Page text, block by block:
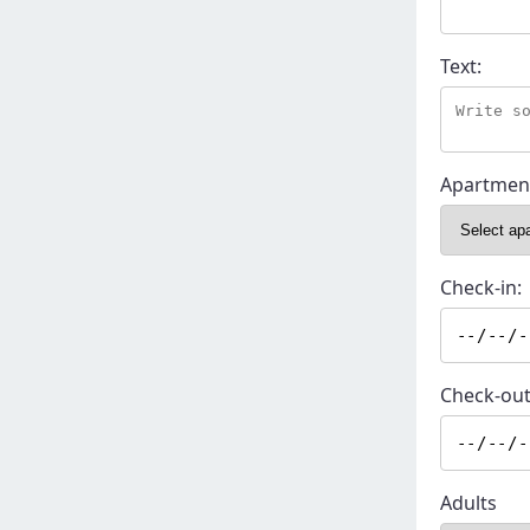
Text:
Check-in:
Check-
Adults